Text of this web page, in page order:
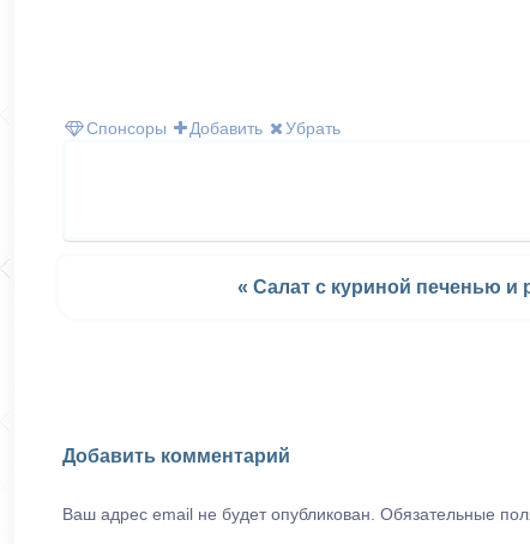
Спонсоры
Добавить Убрать
« Салат с куриной печенью и
Добавить комментарий
Ваш адрес email не будет опубликован. Обязательные